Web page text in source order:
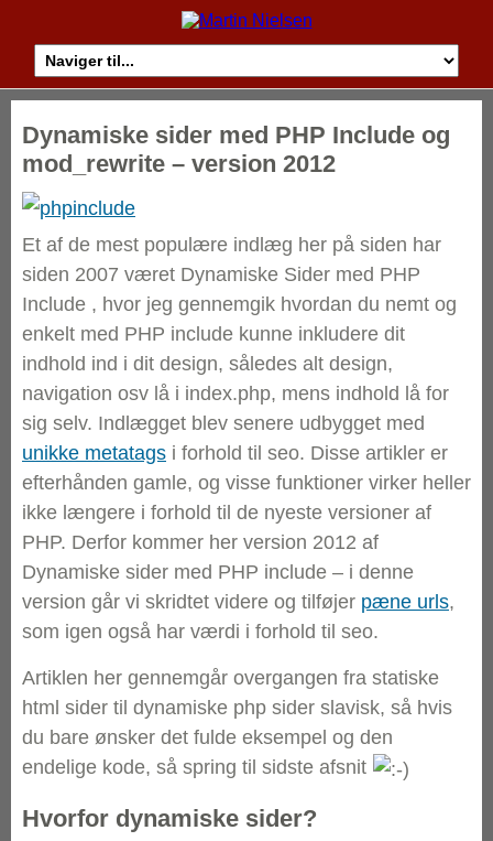
Dynamiske sider med PHP Include og
mod_rewrite – version 2012
Et af de mest populære indlæg her på siden har
siden 2007 været Dynamiske Sider med PHP
Include , hvor jeg gennemgik hvordan du nemt og
enkelt med PHP include kunne inkludere dit
indhold ind i dit design, således alt design,
navigation osv lå i index.php, mens indhold lå for
sig selv. Indlægget blev senere udbygget med
unikke metatags i forhold til seo. Disse artikler er
efterhånden gamle, og visse funktioner virker heller
ikke længere i forhold til de nyeste versioner af
PHP. Derfor kommer her version 2012 af
Dynamiske sider med PHP include – i denne
version går vi skridtet videre og tilføjer pæne urls,
som igen også har værdi i forhold til seo.
Artiklen her gennemgår overgangen fra statiske
html sider til dynamiske php sider slavisk, så hvis
du bare ønsker det fulde eksempel og den
endelige kode, så spring til sidste afsnit
Hvorfor dynamiske sider?